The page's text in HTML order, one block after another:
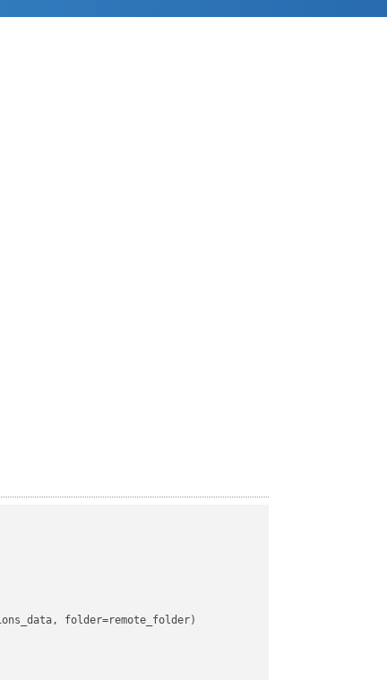
folder=remote_folder)